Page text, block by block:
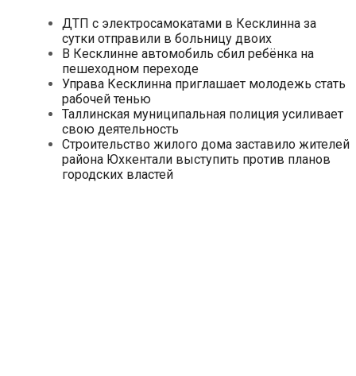
ДТП с электросамокатами в Кесклинна за
сутки отправили в больницу двоих
В Кесклинне автомобиль сбил ребёнка на
пешеходном переходе
Управа Кесклинна приглашает молодежь стать
рабочей тенью
Таллинская муниципальная полиция усиливает
свою деятельность
Строительство жилого дома заставило жителей
района Юхкентали выступить против планов
городских властей